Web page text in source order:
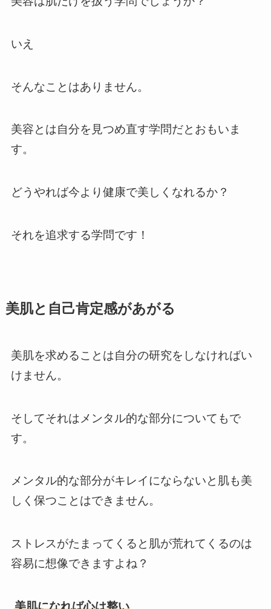
いえ
そんなことはありません。
美容とは自分を見つめ直す学問だとおもいま
す。
どうやれば今より健康で美しくなれるか？
それを追求する学問です！
美肌と自己肯定感があがる
美肌を求めることは自分の研究をしなければい
けません。
そしてそれはメンタル的な部分についてもで
す。
メンタル的な部分がキレイにならないと肌も美
しく保つことはできません。
ストレスがたまってくると肌が荒れてくるのは
容易に想像できますよね？
美肌になれば心は整い